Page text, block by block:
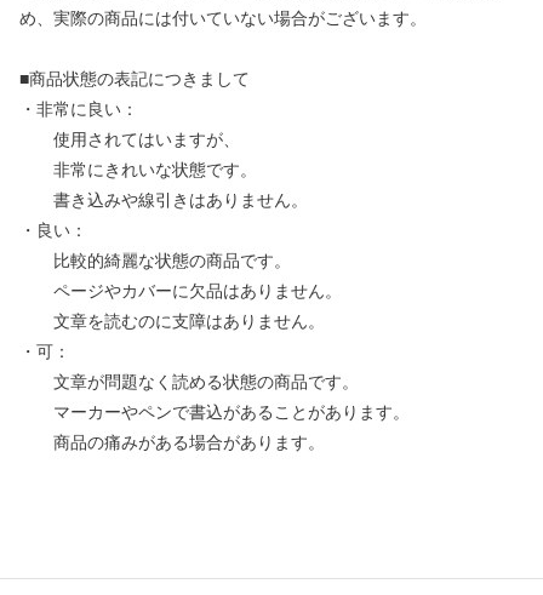
め、実際の商品には付いていない場合がございます。
■商品状態の表記につきまして
・非常に良い：
使用されてはいますが、
非常にきれいな状態です。
書き込みや線引きはありません。
・良い：
比較的綺麗な状態の商品です。
ページやカバーに欠品はありません。
文章を読むのに支障はありません。
・可：
文章が問題なく読める状態の商品です。
マーカーやペンで書込があることがあります。
商品の痛みがある場合があります。